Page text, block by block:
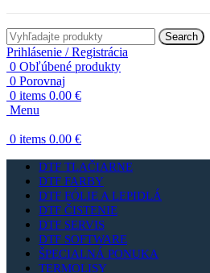
Search
Prihlásenie / Registrácia
0 Obľúbené produkty
0 Porovnaj
0 items 0.00 €
Menu
0 items 0.00 €
DTF TLAČIARNE
DTF FARBY
DTF FÓLIE A LEPIDLÁ
DTF ČISTENIE
DTF SERVIS
DTF SOFTWARE
ŠPECIALNÁ PONUKA
TERMOLISY